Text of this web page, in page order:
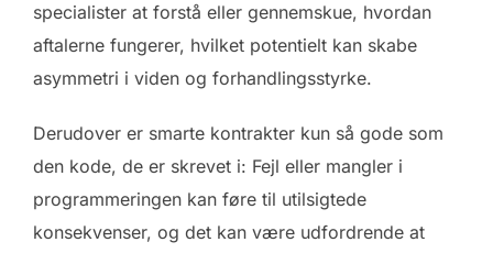
specialister at forstå eller gennemskue, hvordan
aftalerne fungerer, hvilket potentielt kan skabe
asymmetri i viden og forhandlingsstyrke.
Derudover er smarte kontrakter kun så gode som
den kode, de er skrevet i: Fejl eller mangler i
programmeringen kan føre til utilsigtede
konsekvenser, og det kan være udfordrende at